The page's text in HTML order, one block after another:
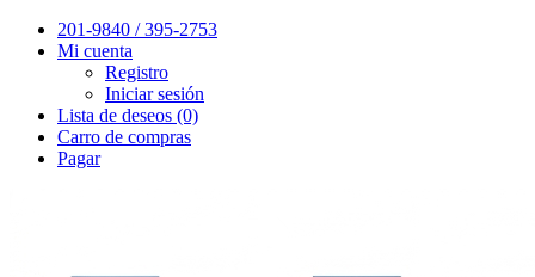
201-9840 / 395-2753
Mi cuenta
Registro
Iniciar sesión
Lista de deseos (0)
Carro de compras
Pagar